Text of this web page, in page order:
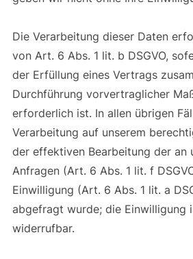
Die Verarbeitung dieser Daten
von Art. 6 Abs. 1 lit. b DSGVO,
der Erfüllung eines Vertrags
Durchführung vorvertraglicher
erforderlich ist. In allen übrigen
Verarbeitung auf unserem
der effektiven Bearbeitung der an
Anfragen (Art. 6 Abs. 1 lit. f
Einwilligung (Art. 6 Abs. 1 lit. a
abgefragt wurde; die Einwilligung
widerrufbar.